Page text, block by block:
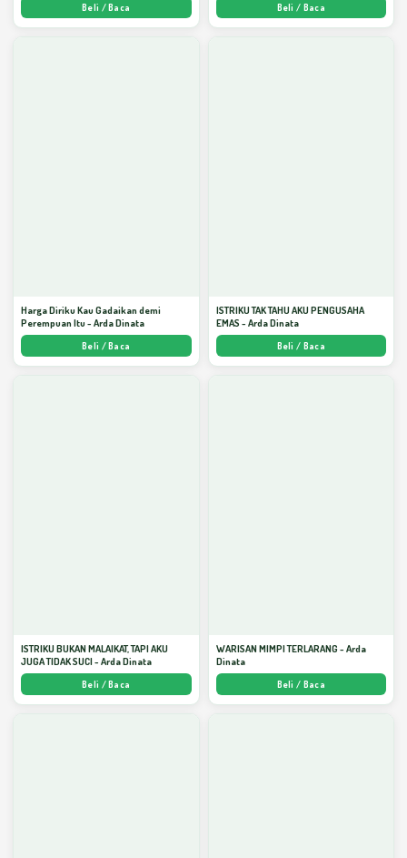
Beli / Baca Beli / Baca
Harga Diriku Kau Gadaikan demi
Perempuan Itu - Arda Dinata
Beli / Baca
ISTRIKU TAK TAHU AKU PENGUSAHA
EMAS - Arda Dinata
Beli / Baca
ISTRIKU BUKAN MALAIKAT, TAPI AKU
JUGA TIDAK SUCI - Arda Dinata
Beli / Baca
WARISAN MIMPI TERLARANG - Arda
Dinata
Beli / Baca